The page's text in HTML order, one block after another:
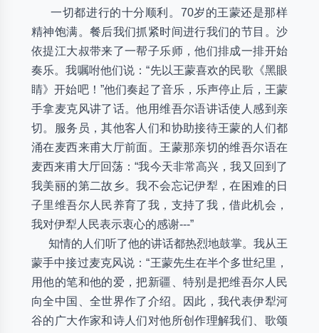
一切都进行的十分顺利。70岁的王蒙还是那样
精神饱满。餐后我们抓紧时间进行我们的节目。沙
依提江大叔带来了一帮子乐师，他们排成一排开始
奏乐。我嘱咐他们说：“先以王蒙喜欢的民歌《黑眼
睛》开始吧！”他们奏起了音乐，乐声停止后，王蒙
手拿麦克风讲了话。他用维吾尔语讲话使人感到亲
切。服务员，其他客人们和协助接待王蒙的人们都
涌在麦西来甫大厅前面。王蒙那亲切的维吾尔语在
麦西来甫大厅回荡：“我今天非常高兴，我又回到了
我美丽的第二故乡。我不会忘记伊犁，在困难的日
子里维吾尔人民养育了我，支持了我，借此机会，
我对伊犁人民表示衷心的感谢---”
知情的人们听了他的讲话都热烈地鼓掌。我从王
蒙手中接过麦克风说：“王蒙先生在半个多世纪里，
用他的笔和他的爱，把新疆、特别是把维吾尔人民
向全中国、全世界作了介绍。因此，我代表伊犁河
谷的广大作家和诗人们对他所创作理解我们、歌颂